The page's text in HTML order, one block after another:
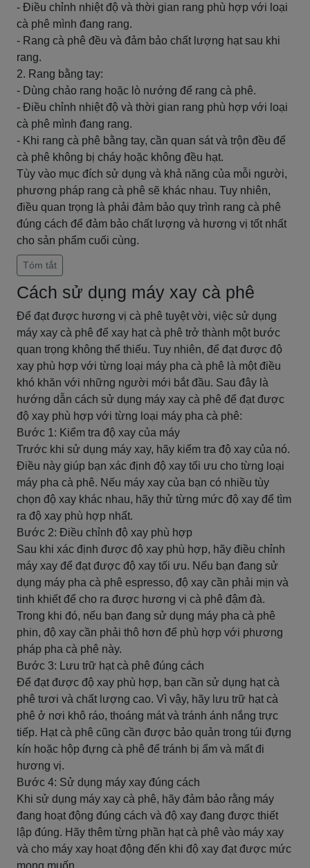
- Điều chỉnh nhiệt độ và thời gian rang phù hợp với loại
cà phê mình đang rang.
- Rang cà phê đều và đảm bảo chất lượng hạt sau khi
rang.
2. Rang bằng tay:
- Dùng chảo rang hoặc lò nướng để rang cà phê.
- Điều chỉnh nhiệt độ và thời gian rang phù hợp với loại
cà phê mình đang rang.
- Khi rang cà phê bằng tay, cần quan sát và trộn đều để
cà phê không bị cháy hoặc không đều hạt.
Tùy vào mục đích sử dụng và khả năng của mỗi người,
phương pháp rang cà phê sẽ khác nhau. Tuy nhiên,
điều quan trọng là phải đảm bảo quy trình rang cà phê
đúng cách để đảm bảo chất lượng và hương vị tốt nhất
cho sản phẩm cuối cùng.
Tóm tắt
Cách sử dụng máy xay cà phê
Để đạt được hương vị cà phê tuyệt vời, việc sử dụng
máy xay cà phê để xay hạt cà phê trở thành một bước
quan trọng không thể thiếu. Tuy nhiên, để đạt được độ
xay phù hợp với từng loại máy pha cà phê là một điều
khó khăn với những người mới bắt đầu. Sau đây là
hướng dẫn cách sử dụng máy xay cà phê để đạt được
độ xay phù hợp với từng loại máy pha cà phê:
Bước 1: Kiểm tra độ xay của máy
Trước khi sử dụng máy xay, hãy kiểm tra độ xay của nó.
Điều này giúp bạn xác định độ xay tối ưu cho từng loại
máy pha cà phê. Nếu máy xay của bạn có nhiều tùy
chọn độ xay khác nhau, hãy thử từng mức độ xay để tìm
ra độ xay phù hợp nhất.
Bước 2: Điều chỉnh độ xay phù hợp
Sau khi xác định được độ xay phù hợp, hãy điều chỉnh
máy xay để đạt được độ xay tối ưu. Nếu bạn đang sử
dụng máy pha cà phê espresso, độ xay cần phải mịn và
tinh khiết để cho ra được hương vị cà phê đậm đà.
Trong khi đó, nếu bạn đang sử dụng máy pha cà phê
phin, độ xay cần phải thô hơn để phù hợp với phương
pháp pha cà phê này.
Bước 3: Lưu trữ hạt cà phê đúng cách
Để đạt được độ xay phù hợp, bạn cần sử dụng hạt cà
phê tươi và chất lượng cao. Vì vậy, hãy lưu trữ hạt cà
phê ở nơi khô ráo, thoáng mát và tránh ánh nắng trực
tiếp. Hạt cà phê cũng cần được bảo quản trong túi đựng
kín hoặc hộp đựng cà phê để tránh bị ẩm và mất đi
hương vị.
Bước 4: Sử dụng máy xay đúng cách
Khi sử dụng máy xay cà phê, hãy đảm bảo rằng máy
đang hoạt động đúng cách và độ xay đang được thiết
lập đúng. Hãy thêm từng phần hạt cà phê vào máy xay
và cho máy xay hoạt động đến khi độ xay đạt được mức
mong muốn.